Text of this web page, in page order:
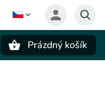
Prázdný košík